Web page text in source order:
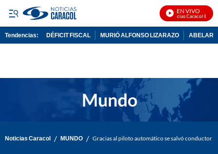
EN VIVO
Noticias Caracol En Vivo
Tendencias: DÉFICIT FISCAL MURIÓ ALFONSO LIZARAZO
Noticias Caracol / MUNDO / Gracias al piloto automático se salvó conductor